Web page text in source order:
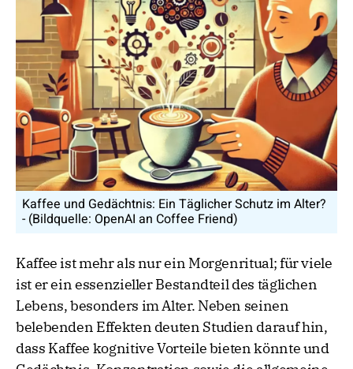
Kaffee und Gedächtnis: Ein Täglicher Schutz im Alter?
- (Bildquelle: OpenAI an Coffee Friend)
Kaffee ist mehr als nur ein Morgenritual; für viele
ist er ein essenzieller Bestandteil des täglichen
Lebens, besonders im Alter. Neben seinen
belebenden Effekten deuten Studien darauf hin,
dass Kaffee kognitive Vorteile bieten könnte und